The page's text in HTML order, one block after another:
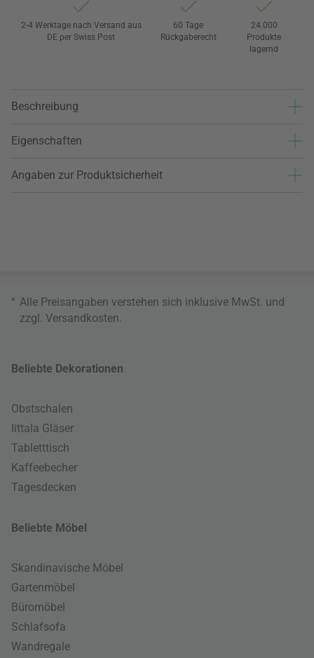
2-4 Werktage nach Versand aus
DE per Swiss Post
60 Tage
Rückgaberecht
24.000
Produkte
lagernd
Beschreibung
Eigenschaften
Angaben zur Produktsicherheit
* Alle Preisangaben verstehen sich inklusive MwSt. und
zzgl. Versandkosten
Beliebte Dekorationen
Obstschalen
Iittala Gläser
Tabletttisch
Kaffeebecher
Tagesdecken
Beliebte Möbel
Skandinavische Möbel
Gartenmöbel
Büromöbel
Schlafsofa
Wandregale